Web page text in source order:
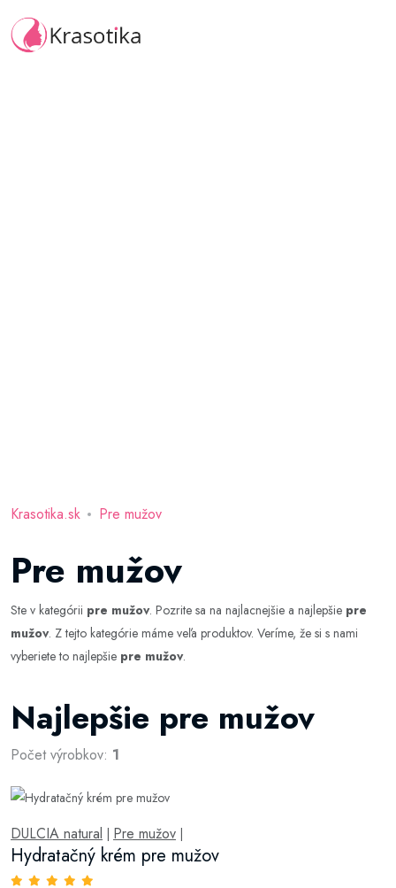
Krasotika.sk Pre mužov
Pre mužov
Ste v kategórii pre mužov. Pozrite sa na najlacnejšie a najlepšie pre
mužov. Z tejto kategórie máme veľa produktov. Veríme, že si s nami
vyberiete to najlepšie pre mužov.
Najlepšie pre mužov
Počet výrobkov: 1
DULCIA natural | Pre mužov |
Hydratačný krém pre mužov